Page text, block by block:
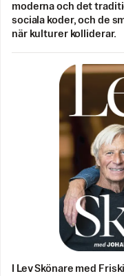
moderna och det
sociala koder, och de
när kulturer kolliderar.
I Lev Skönare med